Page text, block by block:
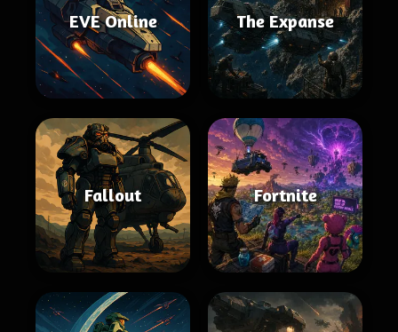
EVE Online The Expanse
Fallout Fortnite